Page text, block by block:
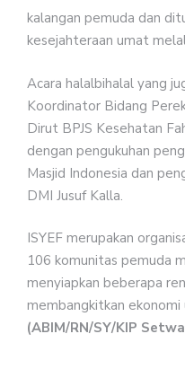
kalangan pemuda dan
kesejahteraan umat
Acara halalbihalal yang
Koordinator Bidang
Dirut BPJS Kesehatan
dengan pengukuhan
Masjid Indonesia dan
DMI Jusuf Kalla.
ISYEF merupakan
106 komunitas pemuda
menyiapkan beberapa
membangkitkan
(ABIM/RN/SY/KIP